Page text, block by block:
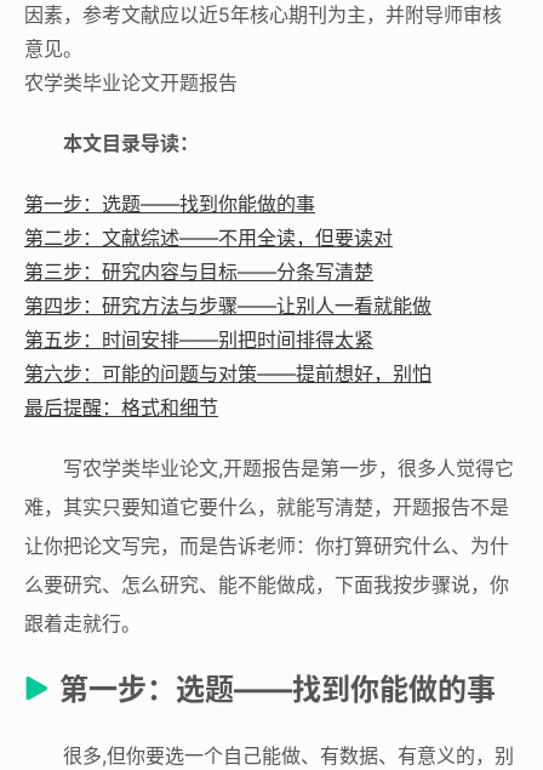
因素，参考文献应以近5年核心期刊为主，并附导师审核
意见。
农学类毕业论文开题报告
本文目录导读：
第一步：选题——找到你能做的事
第二步：文献综述——不用全读，但要读对
第三步：研究内容与目标——分条写清楚
第四步：研究方法与步骤——让别人一看就能做
第五步：时间安排——别把时间排得太紧
第六步：可能的问题与对策——提前想好，别怕
最后提醒：格式和细节
写农学类毕业论文,开题报告是第一步，很多人觉得它
难，其实只要知道它要什么，就能写清楚，开题报告不是
让你把论文写完，而是告诉老师：你打算研究什么、为什
么要研究、怎么研究、能不能做成，下面我按步骤说，你
跟着走就行。
第一步：选题——找到你能做的事
很多,但你要选一个自己能做、有数据、有意义的，别